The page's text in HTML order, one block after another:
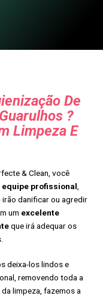
De
?
Limpeza E
& Clean, você
equipe profissional
irão danificar ou agredir
um excelente
que irá adequar os
deixa-los lindos e
removendo toda a
limpeza, fazemos a